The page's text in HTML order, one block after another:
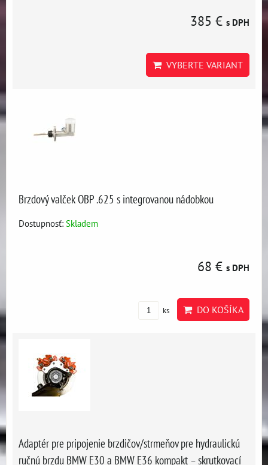
385 € s DPH
VYBERTE VARIANT
Brzdový valček OBP .625 s integrovanou nádobkou
Dostupnosť: Skladem
68 € s DPH
ks DO KOŠÍKA
Adaptér pre pripojenie brzdičov/strmeňov pre hydraulickú
ručnú brzdu BMW E30 a BMW E36 kompakt – skrutkovací